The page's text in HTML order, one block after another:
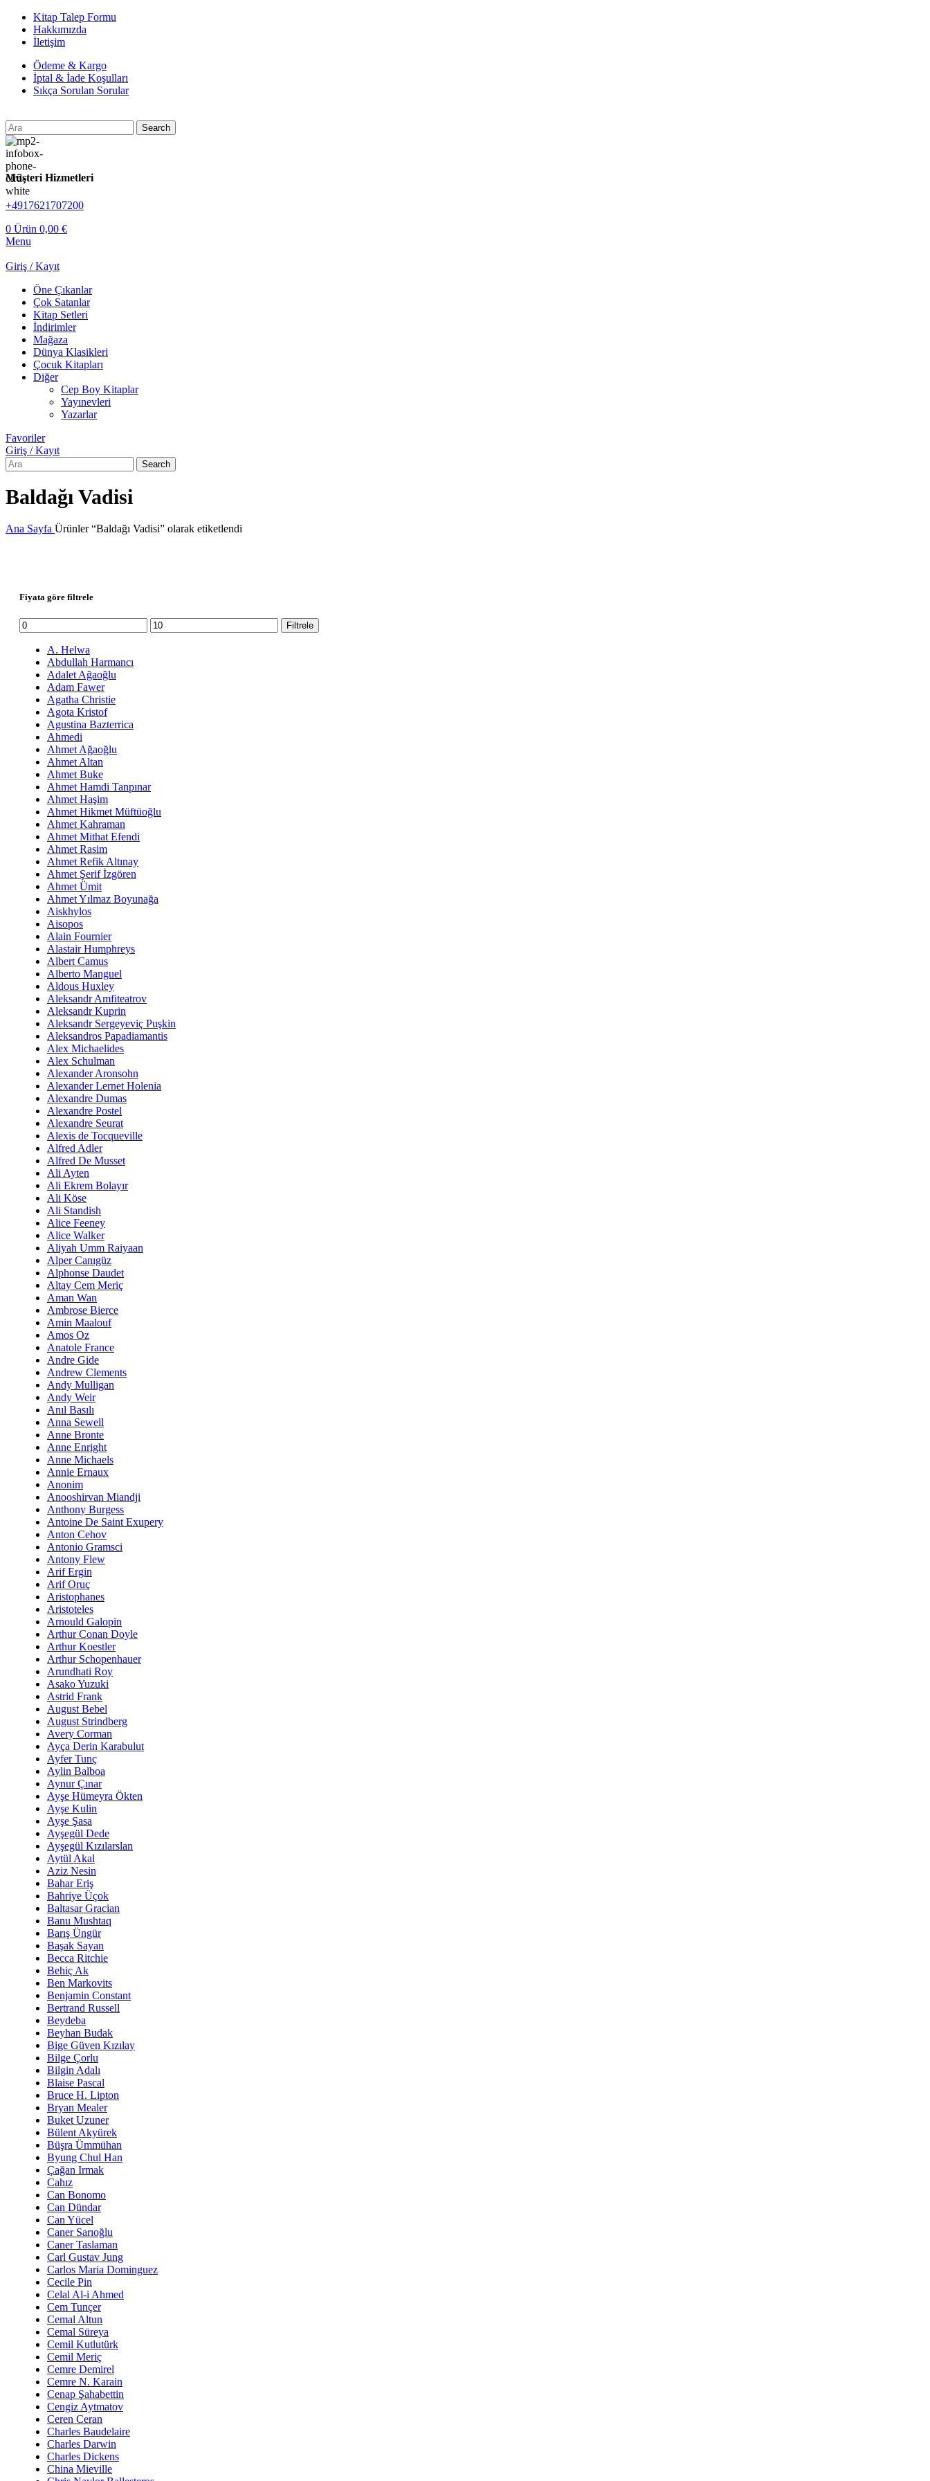
Kitap Talep Formu
Hakkımızda
İletişim
Ödeme & Kargo
İptal & İade Koşulları
Sıkça Sorulan Sorular
Search
Müşteri Hizmetleri
+4917621707200
0 Ürün 0,00 €
Menu
Giriş / Kayıt
Öne Çıkanlar
Çok Satanlar
Kitap Setleri
İndirimler
Mağaza
Dünya Klasikleri
Çocuk Kitapları
Diğer
Cep Boy Kitaplar
Yayınevleri
Yazarlar
Favoriler
Giriş / Kayıt
Search
Baldağı Vadisi
Ana Sayfa Ürünler “Baldağı Vadisi” olarak etiketlendi
Fiyata göre filtrele
En
düşük
fiyat
En
yüksek
Filtrele
A. Helwa
Abdullah Harmancı
Adalet Ağaoğlu
Adam Fawer
Agatha Christie
Agota Kristof
Agustina Bazterrica
Ahmedi
Ahmet Ağaoğlu
Ahmet Altan
Ahmet Buke
Ahmet Hamdi Tanpınar
Ahmet Haşim
Ahmet Hikmet Müftüoğlu
Ahmet Kahraman
Ahmet Mithat Efendi
Ahmet Rasim
Ahmet Refik Altınay
Ahmet Şerif İzgören
Ahmet Ümit
Ahmet Yılmaz Boyunağa
Aiskhylos
Aisopos
Alain Fournier
Alastair Humphreys
Albert Camus
Alberto Manguel
Aldous Huxley
Aleksandr Amfiteatrov
Aleksandr Kuprin
Aleksandr Sergeyeviç Puşkin
Aleksandros Papadiamantis
Alex Michaelides
Alex Schulman
Alexander Aronsohn
Alexander Lernet Holenia
Alexandre Dumas
Alexandre Postel
Alexandre Seurat
Alexis de Tocqueville
Alfred Adler
Alfred De Musset
Ali Ayten
Ali Ekrem Bolayır
Ali Köse
Ali Standish
Alice Feeney
Alice Walker
Aliyah Umm Raiyaan
Alper Canıgüz
Alphonse Daudet
Altay Cem Meriç
Aman Wan
Ambrose Bierce
Amin Maalouf
Amos Oz
Anatole France
Andre Gide
Andrew Clements
Andy Mulligan
Andy Weir
Anıl Basılı
Anna Sewell
Anne Bronte
Anne Enright
Anne Michaels
Annie Ernaux
Anonim
Anooshirvan Miandji
Anthony Burgess
Antoine De Saint Exupery
Anton Cehov
Antonio Gramsci
Antony Flew
Arif Ergin
Arif Oruç
Aristophanes
Aristoteles
Arnould Galopin
Arthur Conan Doyle
Arthur Koestler
Arthur Schopenhauer
Arundhati Roy
Asako Yuzuki
Astrid Frank
August Bebel
August Strindberg
Avery Corman
Ayça Derin Karabulut
Ayfer Tunç
Aylin Balboa
Aynur Çınar
Ayşe Hümeyra Ökten
Ayşe Kulin
Ayşe Şasa
Ayşegül Dede
Ayşegül Kızılarslan
Aytül Akal
Aziz Nesin
Bahar Eriş
Bahriye Üçok
Baltasar Gracian
Banu Mushtaq
Barış Üngür
Başak Sayan
Becca Ritchie
Behiç Ak
Ben Markovits
Benjamin Constant
Bertrand Russell
Beydeba
Beyhan Budak
Bige Güven Kızılay
Bilge Çorlu
Bilgin Adalı
Blaise Pascal
Bruce H. Lipton
Bryan Mealer
Buket Uzuner
Bülent Akyürek
Büşra Ümmühan
Byung Chul Han
Çağan Irmak
Cahız
Can Bonomo
Can Dündar
Can Yücel
Caner Sarıoğlu
Caner Taslaman
Carl Gustav Jung
Carlos Maria Dominguez
Cecile Pin
Celal Al-i Ahmed
Cem Tunçer
Cemal Altun
Cemal Süreya
Cemil Kutlutürk
Cemil Meriç
Cemre Demirel
Cemre N. Karain
Cenap Şahabettin
Cengiz Aytmatov
Ceren Ceran
Charles Baudelaire
Charles Darwin
Charles Dickens
China Mieville